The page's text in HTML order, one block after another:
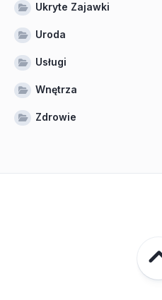
Ukryte Zajawki
Uroda
Usługi
Wnętrza
Zdrowie